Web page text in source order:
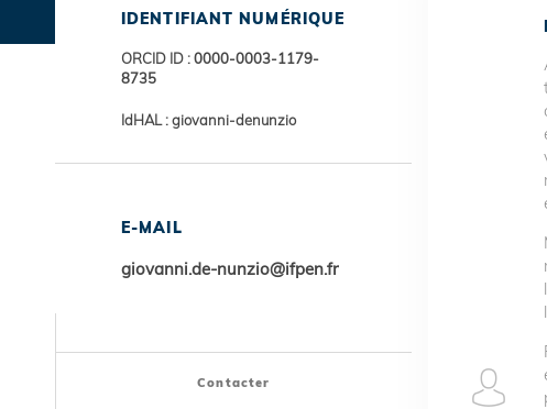
IDENTIFIANT NUMÉRIQUE
ORCID ID :0000-0003-1179-
8735
IdHAL : giovanni-denunzio
E-MAIL
giovanni.de-nunzio@ifpen.fr
Contacter